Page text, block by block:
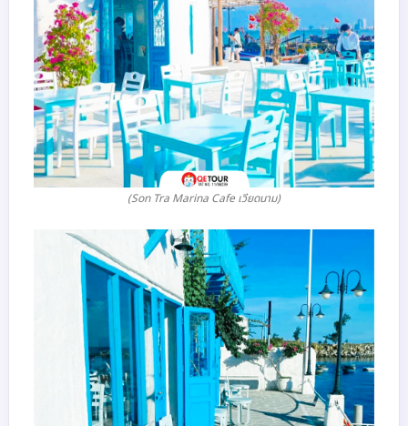
(Son Tra Marina Cafe เวียดนาม)